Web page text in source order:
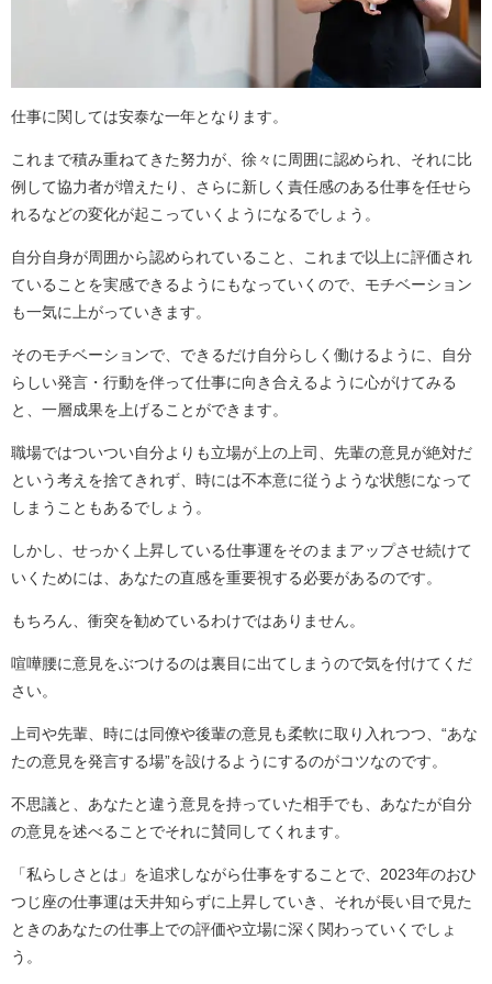
仕事に関しては安泰な一年となります。
これまで積み重ねてきた努力が、徐々に周囲に認められ、それに比
例して協力者が増えたり、さらに新しく責任感のある仕事を任せら
れるなどの変化が起こっていくようになるでしょう。
自分自身が周囲から認められていること、これまで以上に評価され
ていることを実感できるようにもなっていくので、モチベーション
も一気に上がっていきます。
そのモチベーションで、できるだけ自分らしく働けるように、自分
らしい発言・行動を伴って仕事に向き合えるように心がけてみる
と、一層成果を上げることができます。
職場ではついつい自分よりも立場が上の上司、先輩の意見が絶対だ
という考えを捨てきれず、時には不本意に従うような状態になって
しまうこともあるでしょう。
しかし、せっかく上昇している仕事運をそのままアップさせ続けて
いくためには、あなたの直感を重要視する必要があるのです。
もちろん、衝突を勧めているわけではありません。
喧嘩腰に意見をぶつけるのは裏目に出てしまうので気を付けてくだ
さい。
上司や先輩、時には同僚や後輩の意見も柔軟に取り入れつつ、“あな
たの意見を発言する場”を設けるようにするのがコツなのです。
不思議と、あなたと違う意見を持っていた相手でも、あなたが自分
の意見を述べることでそれに賛同してくれます。
「私らしさとは」を追求しながら仕事をすることで、2023年のおひ
つじ座の仕事運は天井知らずに上昇していき、それが長い目で見た
ときのあなたの仕事上での評価や立場に深く関わっていくでしょ
う。